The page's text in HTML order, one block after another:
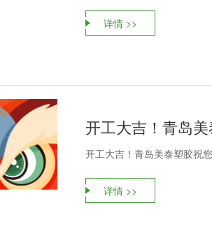
详情 >>
开工大吉！青岛
开工大吉！青岛美泰塑胶祝
详情 >>